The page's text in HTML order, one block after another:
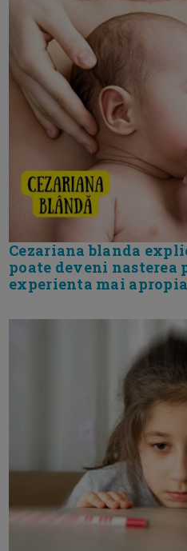
Cezariana blanda
poate deveni nasterea
experienta mai